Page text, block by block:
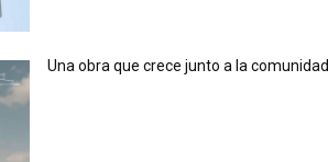
Una obra que crece junto a la comunidad